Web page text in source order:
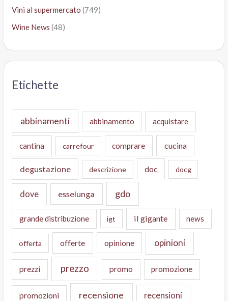
Vini al supermercato (749)
Wine News (48)
Etichette
abbinamenti abbinamento acquistare
cantina carrefour comprare cucina
degustazione descrizione doc docg
dove esselunga gdo
grande distribuzione igt il gigante news
offerta offerte opinione opinioni
prezzi prezzo promo promozione
promozioni recensione recensioni